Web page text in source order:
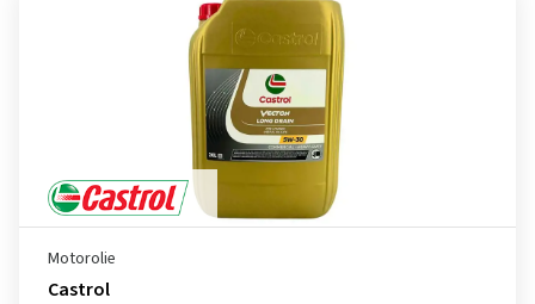
Motorolie
Castrol